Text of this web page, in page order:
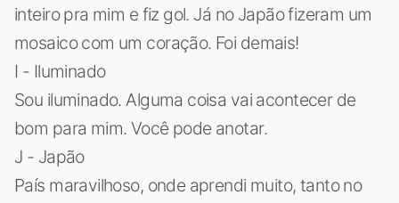
inteiro pra mim e fiz gol. Já no Japão fizeram um
mosaico com um coração. Foi demais!
I - Iluminado
Sou iluminado. Alguma coisa vai acontecer de
bom para mim. Você pode anotar.
J - Japão
País maravilhoso, onde aprendi muito, tanto no